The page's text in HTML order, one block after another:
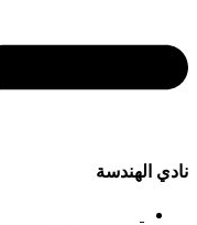
نادي الهندسة